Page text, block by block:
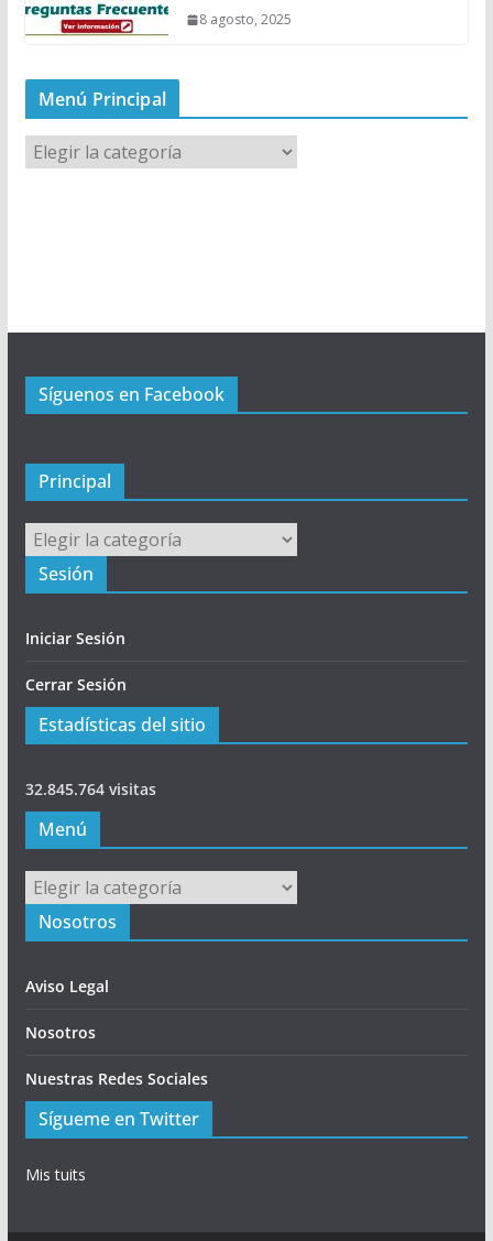
8 agosto, 2025
Menú Principal
M
e
Síguenos en Facebook
Principal
Principal
Sesión
Iniciar Sesión
Cerrar Sesión
Estadísticas del sitio
32.845.764 visitas
Menú
Menú
Nosotros
Aviso Legal
Nosotros
Nuestras Redes Sociales
Sígueme en Twitter
Mis tuits